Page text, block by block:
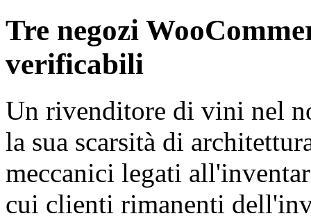
Tre negozi
verificabili
Un rivenditore di vini nel
la sua scarsità di
meccanici legati
cui clienti rimanenti